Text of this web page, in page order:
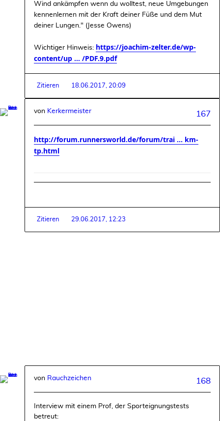
Wind ankämpfen wenn du wolltest, neue Umgebungen
kennenlernen mit der Kraft deiner Füße und dem Mut
deiner Lungen." (Jesse Owens)
Wichtiger Hinweis: https://joachim-zelter.de/wp-
content/up ... /PDF.9.pdf
Zitieren 18.06.2017, 20:09
167
von Kerkermeister
http://forum.runnersworld.de/forum/trai ... km-
tp.html
Zitieren 29.06.2017, 12:23
168
von Rauchzeichen
Interview mit einem Prof, der Sporteignungstests
betreut: